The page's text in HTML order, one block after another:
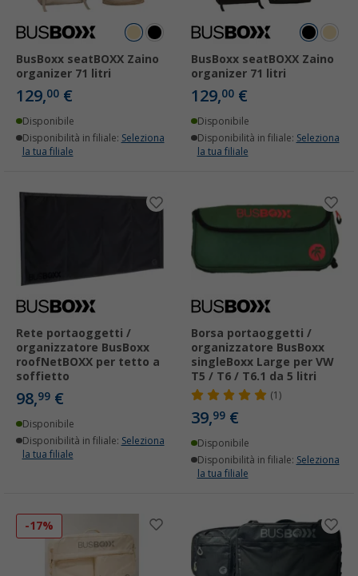
BusBoxx seatBOXX Zaino
organizer 71 litri
129,00 €
Disponibile
Disponibilità in filiale: Seleziona
la tua filiale
BusBoxx seatBOXX Zaino
organizer 71 litri
129,00 €
Disponibile
Disponibilità in filiale: Seleziona
la tua filiale
Rete portaoggetti /
organizzatore BusBoxx
roofNetBOXX per tetto a
soffietto
98,99 €
Disponibile
Disponibilità in filiale: Seleziona
la tua filiale
Borsa portaoggetti /
organizzatore BusBoxx
singleBoxx Large per VW
T5 / T6 / T6.1 da 5 litri
(1)
39,99 €
Disponibile
Disponibilità in filiale: Seleziona
la tua filiale
-17%